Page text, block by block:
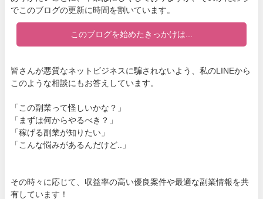
でこのブログの更新に時間を割いています。
このブログを始めたきっかけは...
皆さんが悪質なネットビジネスに騙されないよう、私のLINEから
このような相談にもお答えしています。
「この副業って怪しいかな？」
「まずは何からやるべき？」
「稼げる副業が知りたい」
「こんな悩みがあるんだけど..」
その時々に応じて、収益率の高い優良案件や最適な副業情報を共
有しています！